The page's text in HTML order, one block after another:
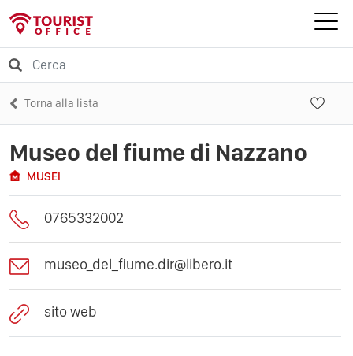
Torna alla lista
Museo del fiume di Nazzano
MUSEI
0765332002
museo_del_fiume.dir@libero.it
sito web